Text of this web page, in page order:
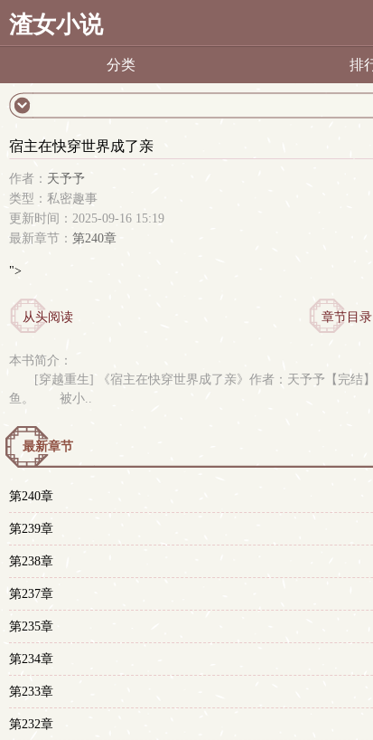
渣女小说
分类 排
宿主在快穿世界成了亲
作者： 天予予
类型：私密趣事
更新时间：2025-09-16 15:19
最新章节： 第240章
">
从头阅读 章节目录
本书简介：
[穿越重生] 《宿主在快穿世界成了亲》作者：天予予
鱼。 被小..
最新章节
第240章
第239章
第238章
第237章
第235章
第234章
第233章
第232章